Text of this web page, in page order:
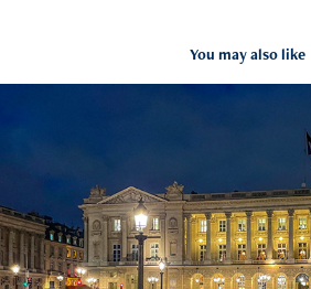
You may also like
Hôtel de la Marine
2021